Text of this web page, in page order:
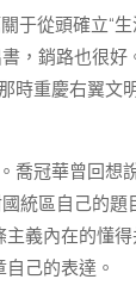
于從頭確立“生
，銷路也很好
時重慶右翼文
喬冠華曾回想
統區自己的題
義內在的懂
己的表達。